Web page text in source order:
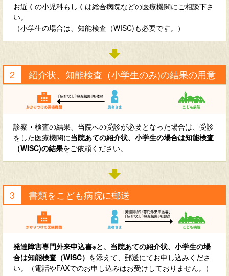
お近くの小児科もしくは総合病院などの医療機関にご相談下さ
い。
（小学生の場合は、知能検査（WISC)も必要です。）
紹介状、知能検査（小学生のみ)の結果の用意
診察・検査の結果、当院への受診が必要となった場合は、受診
をした医療機関に当院あての紹介状、小学生の場合は知能検査
（WISC)の結果をご依頼ください。
書類をこども病院に郵送
発達障害専門外来申込書※と、当院あての紹介状、小学生の場
合は知能検査（WISC） を添えて、郵送にてお申し込みくださ
い。（電話やFAXでのお申し込みはお受けしておりません。）